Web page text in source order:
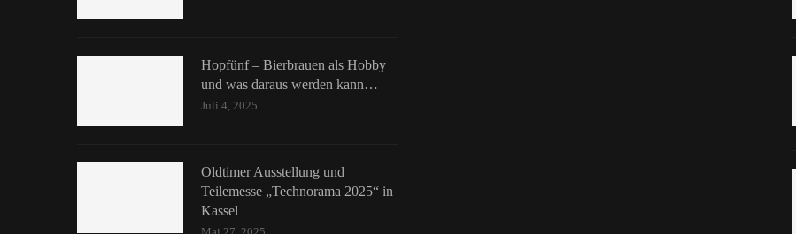
Hopfünf – Bierbrauen als Hobby
und was daraus werden kann…
Juli 4, 2025
Oldtimer Ausstellung und
Teilemesse „Technorama 2025“ in
Kassel